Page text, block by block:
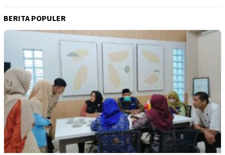
BERITA POPULER